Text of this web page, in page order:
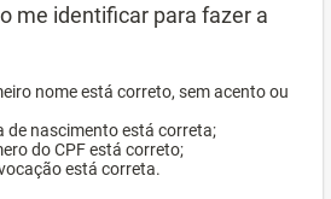
me identificar para fazer a
nome está correto, sem acento ou
de nascimento está correta;
do CPF está correto;
está correta.